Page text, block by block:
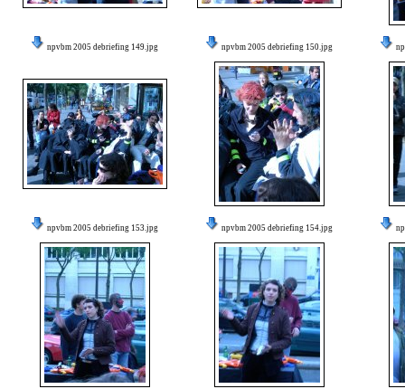
npvbm 2005 debriefing 149.jpg npvbm 2005 debriefing 150.jpg
npvbm 2005 debriefing 153.jpg npvbm 2005 debriefing 154.jpg